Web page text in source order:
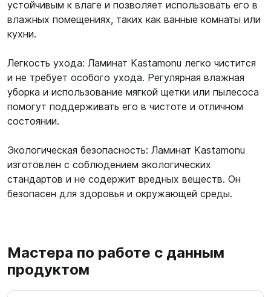
устойчивым к влаге и позволяет использовать его в
влажных помещениях, таких как ванные комнаты или
кухни.
Легкость ухода: Ламинат Kastamonu легко чистится
и не требует особого ухода. Регулярная влажная
уборка и использование мягкой щетки или пылесоса
помогут поддерживать его в чистоте и отличном
состоянии.
Экологическая безопасность: Ламинат Kastamonu
изготовлен с соблюдением экологических
стандартов и не содержит вредных веществ. Он
безопасен для здоровья и окружающей среды.
Мастера по работе с данным
продуктом